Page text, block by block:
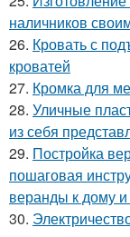
наличников
26. Кровать с
кроватей
27. Кромка для
28. Уличные
из себя
29. Постройка
пошаговая
веранды к дому
30.